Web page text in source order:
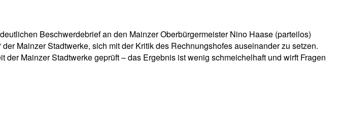
Beschwerdebrief an den Mainzer Oberbürgermeister Nino Haase (parteilos)
Mainzer Stadtwerke, sich mit der Kritik des Rechnungshofes auseinander zu setzen.
Mainzer Stadtwerke geprüft – das Ergebnis ist wenig schmeichelhaft und wirft Fragen